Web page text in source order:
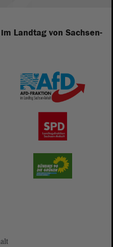
Landtag von Sachsen-